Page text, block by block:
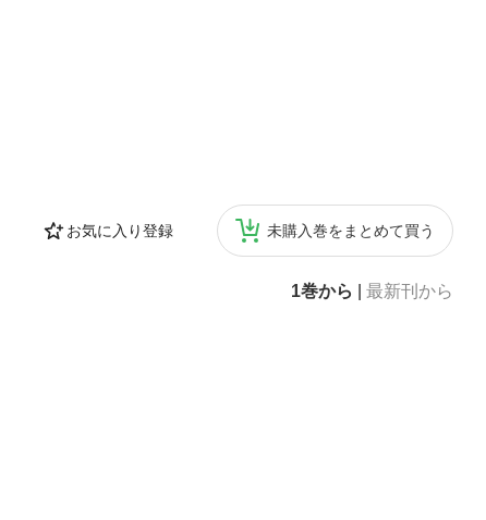
お気に入り登録 未購入巻をまとめて買う
1巻から 最新刊から